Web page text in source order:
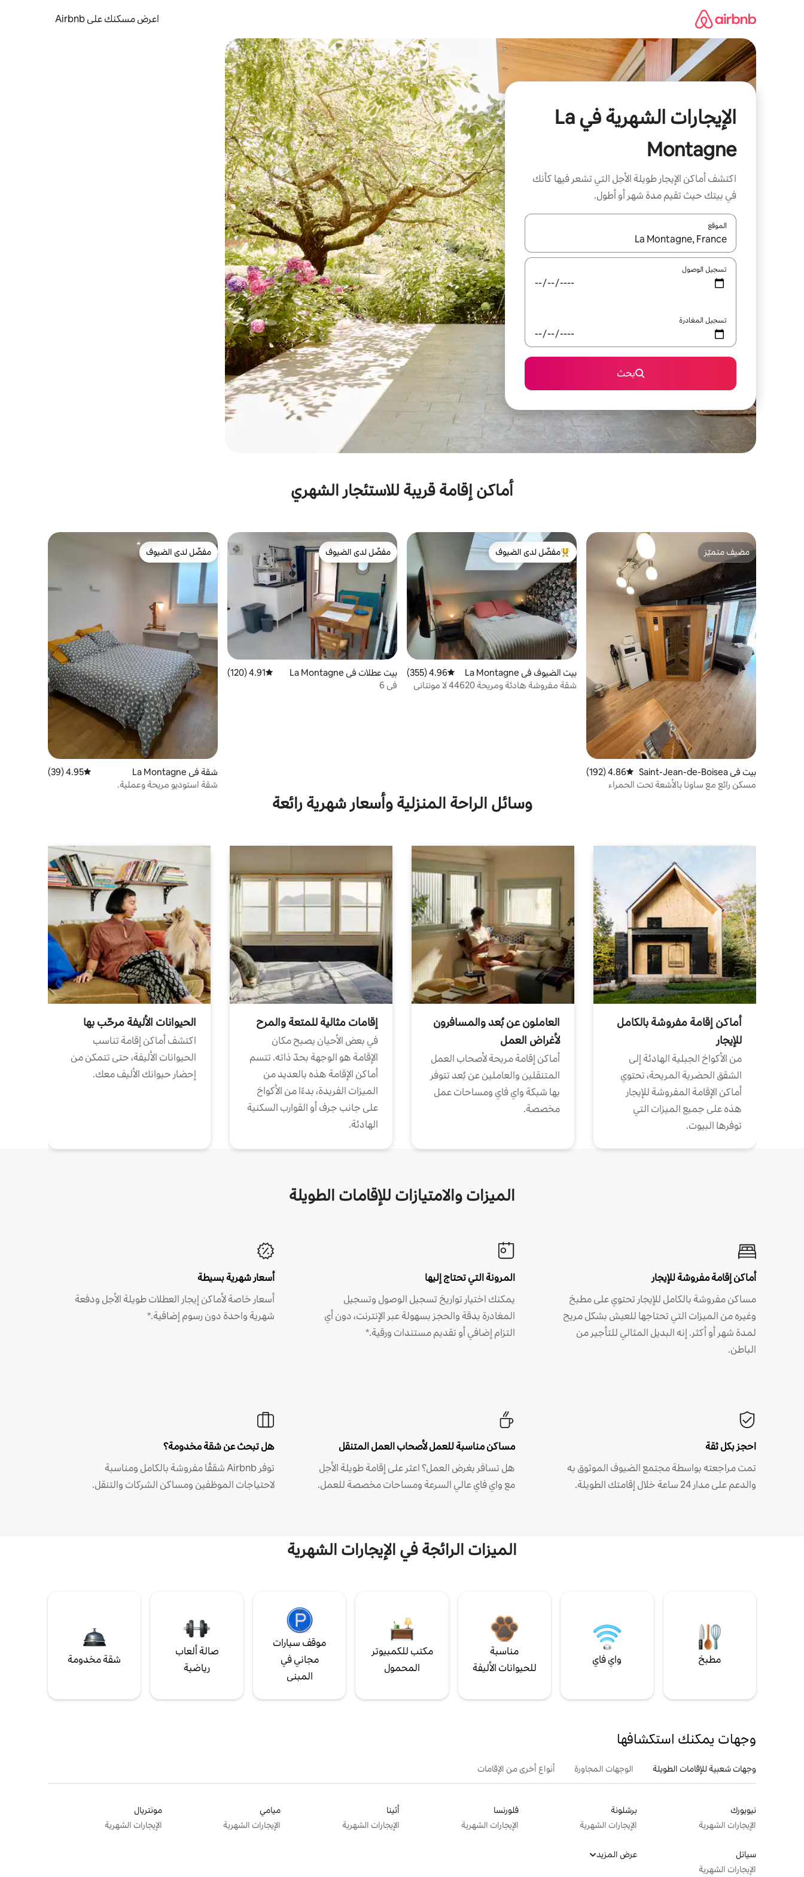
اعرض مسكنك على Airbnb
الإيجارات الشهرية في La
Montagne
اكتشف أماكن الإيجار طويلة الأجل التي تشعر فيها كأنك
في بيتك حيث تقيم مدة شهر أو أطول.
الموقع
عند توفر النتائج، انتقل باستخدام السهمين لأعلى ولأسفل أو استكشف عن طريق اللمس أو السحب.
تسجيل الوصول
تسجيل المغادرة
بحث
أماكن إقامة قريبة للاستئجار الشهري
مضيف متميّز
مضيف متميّز
بيت في Saint-Jean-de-Boisea
u
متوسط التقييم 4.86 من 5، 192 مراجعات
4.86 (192)
مسكن رائع مع ساونا بالأشعة تحت الحمراء
من أبرز البيوت المفضّلة لدى الضيوف
مفضّل لدى الضيوف
بيت الضيوف في La Montagne متوسط التقييم 4.96 من 5، 355 مراجعات
4.96 (355)
شقة مفروشة هادئة ومريحة 44620 لا مونتاني
مفضّل لدى الضيوف
مفضّل لدى الضيوف
بيت عطلات في La Montagne متوسط التقييم 4.91 من 5، 120 مراجعات
4.91 (120)
في 6
مفضّل لدى الضيوف
مفضّل لدى الضيوف
شقة في La Montagne متوسط التقييم 4.95 من 5، 39 مراجعات
4.95 (39)
شقة استوديو مريحة وعملية.
وسائل الراحة المنزلية وأسعار شهرية رائعة
أماكن إقامة مفروشة بالكامل
للإيجار
من الأكواخ الجبلية الهادئة إلى
الشقق الحضرية المريحة، تحتوي
أماكن الإقامة المفروشة للإيجار
هذه على جميع الميزات التي
توفرها البيوت.
العاملون عن بُعد والمسافرون
لأغراض العمل
أماكن إقامة مريحة لأصحاب العمل
المتنقلين والعاملين عن بُعد تتوفر
بها شبكة واي فاي ومساحات عمل
مخصصة.
إقامات مثالية للمتعة والمرح
في بعض الأحيان يصبح مكان
الإقامة هو الوجهة بحدّ ذاته. تتسم
أماكن الإقامة هذه بالعديد من
الميزات الفريدة، بدءًا من الأكواخ
على جانب جرف أو القوارب السكنية
الهادئة.
الحيوانات الأليفة مرحّب بها
اكتشف أماكن إقامة تناسب
الحيوانات الأليفة، حتى تتمكن من
إحضار حيوانك الأليف معك.
الميزات والامتيازات للإقامات الطويلة
أماكن إقامة مفروشة للإيجار
مساكن مفروشة بالكامل للإيجار تحتوي على مطبخ
وغيره من الميزات التي تحتاجها للعيش بشكل مريح
لمدة شهر أو أكثر. إنه البديل المثالي للتأجير من
الباطن.
المرونة التي تحتاج إليها
يمكنك اختيار تواريخ تسجيل الوصول وتسجيل
المغادرة بدقة والحجز بسهولة عبر الإنترنت، دون أي
التزام إضافي أو تقديم مستندات ورقية.*
أسعار شهرية بسيطة
أسعار خاصة لأماكن إيجار العطلات طويلة الأجل ودفعة
شهرية واحدة دون رسوم إضافية.*
احجز بكل ثقة
تمت مراجعته بواسطة مجتمع الضيوف الموثوق به
والدعم على مدار 24 ساعة خلال إقامتك الطويلة.
مساكن مناسبة للعمل لأصحاب العمل المتنقل
هل تسافر بغرض العمل؟ اعثر على إقامة طويلة الأجل
مع واي فاي عالي السرعة ومساحات مخصصة للعمل.
هل تبحث عن شقة مخدومة؟
توفر Airbnb شققًا مفروشة بالكامل ومناسبة
لاحتياجات الموظفين ومساكن الشركات والتنقل.
الميزات الرائجة في الإيجارات الشهرية
مطبخ واي فاي
مناسبة
للحيوانات الأليفة
مكتب للكمبيوتر
المحمول
موقف سيارات
مجاني في
المبنى
صالة ألعاب
رياضية
شقة مخدومة
وجهات يمكنك استكشافها
وجهات شعبية للإقامات الطويلة الوجهات المجاورة أنواع أخرى من الإقامات
نيويورك
الإيجارات الشهرية
برشلونة
الإيجارات الشهرية
فلورنسا
الإيجارات الشهرية
أثينا
الإيجارات الشهرية
ميامي
الإيجارات الشهرية
مونتريال
الإيجارات الشهرية
سياتل
الإيجارات الشهرية
عرض المزيد